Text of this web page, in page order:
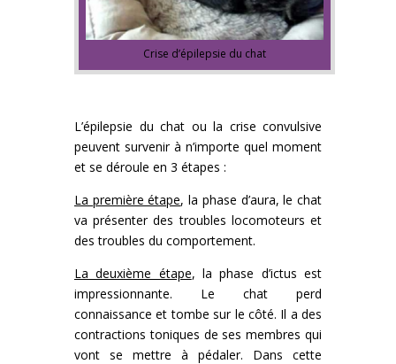
Crise d’épilepsie du chat
L’épilepsie du chat ou la crise convulsive
peuvent survenir à n’importe quel moment
et se déroule en 3 étapes :
La première étape, la phase d’aura, le chat
va présenter des troubles locomoteurs et
des troubles du comportement.
La deuxième étape, la phase d’ictus est
impressionnante. Le chat perd
connaissance et tombe sur le côté. Il a des
contractions toniques de ses membres qui
vont se mettre à pédaler. Dans cette